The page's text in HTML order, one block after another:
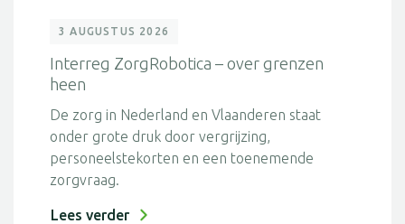
3 AUGUSTUS 2026
Interreg ZorgRobotica – over grenzen
heen
De zorg in Nederland en Vlaanderen staat
onder grote druk door vergrijzing,
personeelstekorten en een toenemende
zorgvraag.
Lees verder